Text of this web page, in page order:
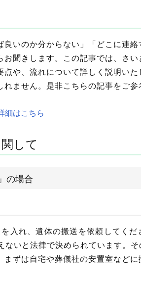
いのか分からない」「どこに連
聞きします。この記事では、さい
や、流れについて詳しく説明いた
ません。是非こちらの記事をご
細はこちら
して
の場合
を入れ、遺体の搬送を依頼してくだ
いと法律で決められています。
ずは自宅や葬儀社の安置室などに